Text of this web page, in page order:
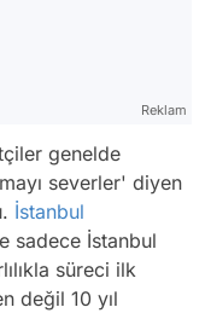
Reklam
genelde
severler' diyen
İstanbul
sadece İstanbul
süreci ilk
değil 10 yıl